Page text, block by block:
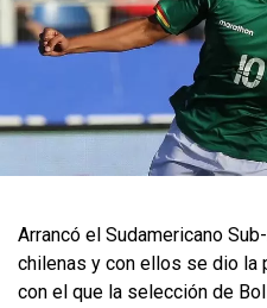
​Arrancó el Sudamericano
chilenas y con ellos se dio la
con el que la selección de